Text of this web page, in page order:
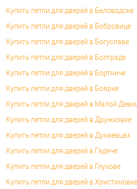
Купить петли для дверей в Беловодске
Купить петли для дверей в Бобровице
Купить петли для дверей в Богуславе
Купить петли для дверей в Болграде
Купить петли для дверей в Бортниче
Купить петли для дверей в Боярке
Купить петли для дверей в Малой
Купить петли для дверей в Дружковке
Купить петли для дверей в Дунаевцах
Купить петли для дверей в Гадяче
Купить петли для дверей в Глухове
Купить петли для дверей в Христиновке